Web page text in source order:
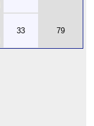
33 79